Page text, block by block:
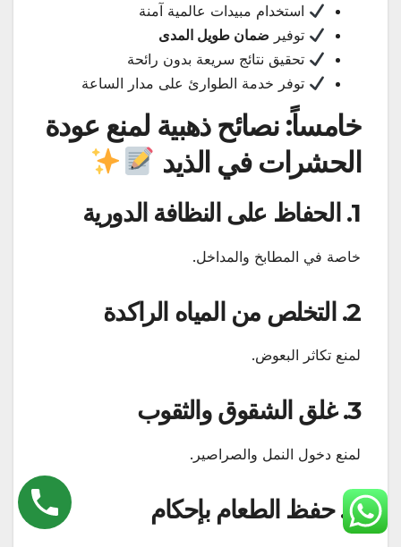
استخدام مبيدات عالمية آمنة
توفير ضمان طويل المدى
تحقيق نتائج سريعة بدون رائحة
توفر خدمة الطوارئ على مدار الساعة
خامساً: نصائح ذهبية لمنع عودة
الحشرات في الذيد
1. الحفاظ على النظافة الدورية
خاصة في المطابخ والمداخل.
2. التخلص من المياه الراكدة
لمنع تكاثر البعوض.
3. غلق الشقوق والثقوب
لمنع دخول النمل والصراصير.
4. حفظ الطعام بإحكام